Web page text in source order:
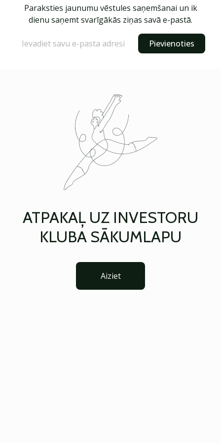
Paraksties jaunumu vēstules saņemšanai un ik
dienu saņemt svarīgākās ziņas savā e-pastā.
Pievienoties
ATPAKAĻ UZ INVESTORU
KLUBA SĀKUMLAPU
Aiziet